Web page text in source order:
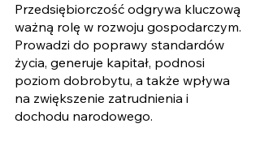
Przedsiębiorczość odgrywa kluczową
ważną rolę w rozwoju gospodarczym.
Prowadzi do poprawy standardów
życia, generuje kapitał, podnosi
poziom dobrobytu, a także wpływa
na zwiększenie zatrudnienia i
dochodu narodowego.